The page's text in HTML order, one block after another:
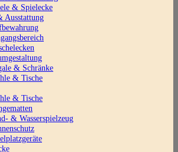
& Spielecke
Ausstattung
& Schränke
& Tische
& Tische
& Wasserspielzeug